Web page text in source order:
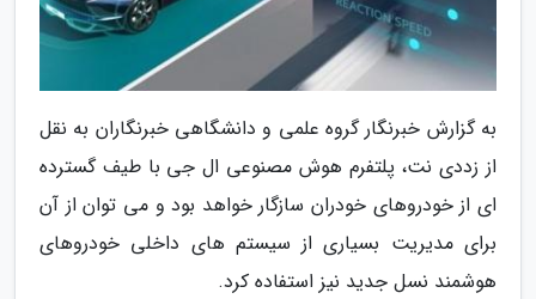
به گزارش خبرنگار گروه علمی و دانشگاهی خبرنگاران به نقل
از زددی نت، پلتفرم هوش مصنوعی ال جی با طیف گسترده
ای از خودروهای خودران سازگار خواهد بود و می توان از آن
برای مدیریت بسیاری از سیستم های داخلی خودروهای
هوشمند نسل جدید نیز استفاده کرد.